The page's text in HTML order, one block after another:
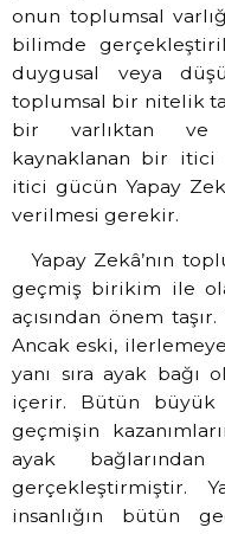
onun toplumsal
bilimde
duygusal veya
toplumsal bir nitelik
bir varlıktan ve
kaynaklanan bir itici
itici gücün Yapay
verilmesi gerekir.
Yapay Zekâ’nın
geçmiş birikim ile
açısından önem
Ancak eski,
yanı sıra ayak bağı
içerir. Bütün büyük
geçmişin
ayak
gerçekleştirmiştir.
insanlığın bütün